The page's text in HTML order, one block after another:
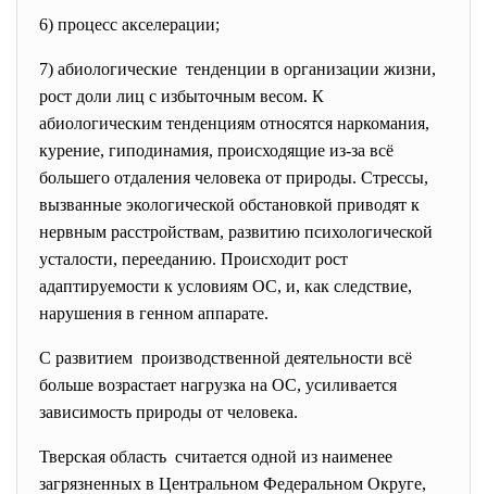
6) процесс акселерации;
7) абиологические тенденции в организации жизни,
рост доли лиц с избыточным весом. К
абиологическим тенденциям относятся наркомания,
курение, гиподинамия, происходящие из-за всё
большего отдаления человека от природы. Стрессы,
вызванные экологической обстановкой приводят к
нервным расстройствам, развитию психологической
усталости, перееданию. Происходит рост
адаптируемости к условиям ОС, и, как следствие,
нарушения в генном аппарате.
С развитием производственной деятельности всё
больше возрастает нагрузка на ОС, усиливается
зависимость природы от человека.
Тверская область считается одной из наименее
загрязненных в Центральном Федеральном Округе,